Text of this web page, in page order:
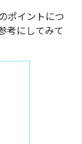
ポイントにつ
考にしてみて